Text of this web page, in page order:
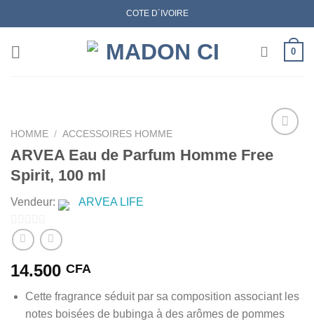
to
COTE D´IVOIRE
0
HOMME / ACCESSOIRES HOMME
ARVEA Eau de Parfum Homme Free
Spirit, 100 ml
Vendeur: ARVEA LIFE
0
sur
514.500 CFA
Cette fragrance séduit par sa composition associant les
notes boisées de bubinga à des arômes de pommes